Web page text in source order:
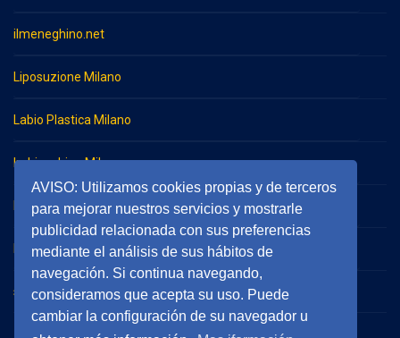
AVISO: Utilizamos cookies propias y de terceros
para mejorar nuestros servicios y mostrarle
publicidad relacionada con sus preferencias
mediante el análisis de sus hábitos de
navegación. Si continua navegando,
consideramos que acepta su uso. Puede
cambiar la configuración de su navegador u
ilmeneghino.net
Liposuzione Milano
Labio Plastica Milano
Imbianchino Milano
Impresa di pulizie Milano
Impresa di pulizie Monza
serramentieinfissimilano.it